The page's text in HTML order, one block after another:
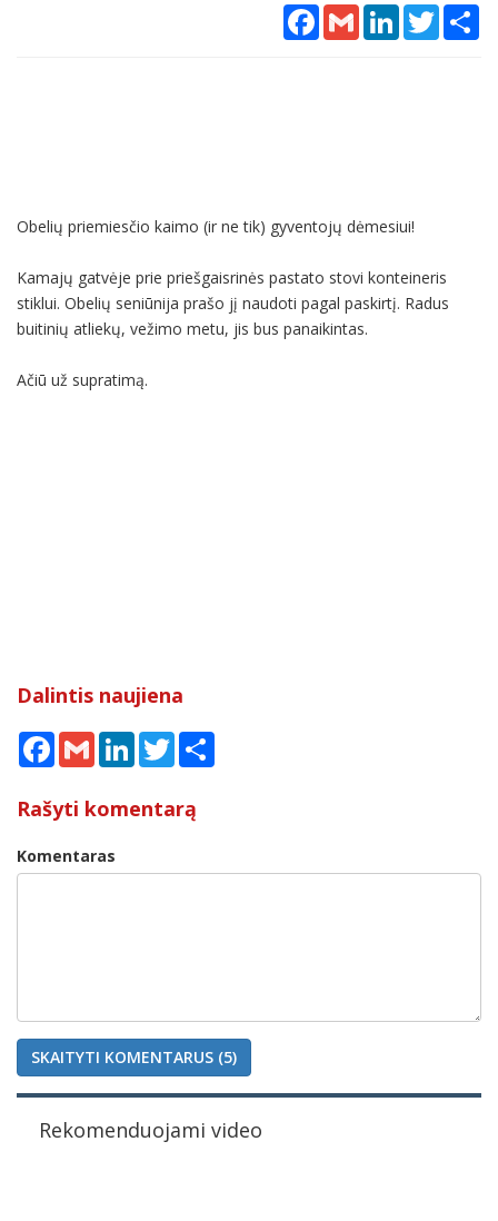
Facebook
Gmail LinkedInTwitter
Obelių priemiesčio kaimo (ir ne tik) gyventojų dėmesiui!
Kamajų gatvėje prie priešgaisrinės pastato stovi konteineris
stiklui. Obelių seniūnija prašo jį naudoti pagal paskirtį. Radus
buitinių atliekų, vežimo metu, jis bus panaikintas.
Ačiū už supratimą.
Dalintis naujiena
Facebook
Gmail LinkedInTwitter
Rašyti komentarą
Komentaras
SKAITYTI KOMENTARUS (5)
Rekomenduojami video